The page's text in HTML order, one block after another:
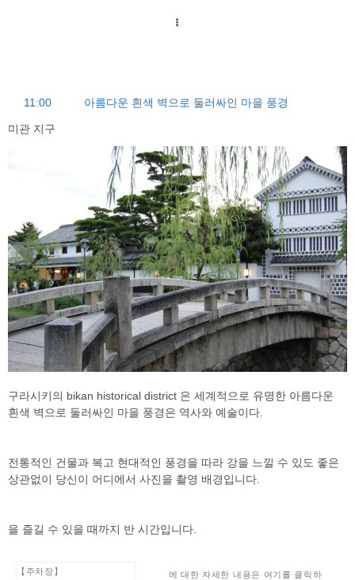
11:00 아름다운 흰색 벽으로 둘러싸인 마을 풍경
미관 지구
구라시키의 bikan historical district 은 세계적으로 유명한 아름다운
흰색 벽으로 둘러싸인 마을 풍경은 역사와 예술이다.
전통적인 건물과 복고 현대적인 풍경을 따라 강을 느낄 수 있도 좋은
상관없이 당신이 어디에서 사진을 촬영 배경입니다.
을 즐길 수 있을 때까지 반 시간입니다.
【주차장】
에 대한 자세한 내용은 여기를 클릭하